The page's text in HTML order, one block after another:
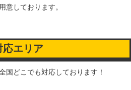
意しております。
応エリア
国どこでも対応しております！